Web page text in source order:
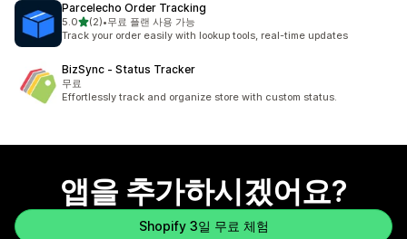
Parcelecho Order Tracking
5.0별 5개 중
(2)
총 리뷰 2개
•무료 플랜 사용 가능
Track your order easily with lookup tools, real-time updates
BizSync ‑ Status Tracker
무료
Effortlessly track and organize store with custom status.
앱을 추가하시겠어요?
Shopify 3일 무료 체험